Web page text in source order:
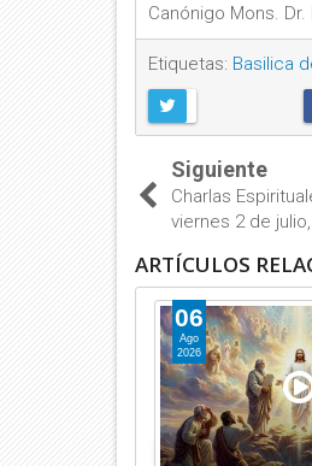
Canónigo Mons.
Etiquetas: Basilica
Siguiente
Charlas
viernes 2 de
ARTÍCULOS
06
Ago
2026